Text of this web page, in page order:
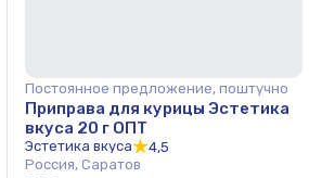
Постоянное предложение, поштучно
Приправа для курицы Эстетика
вкуса 20 г ОПТ
Эстетика вкуса
4,5
Россия, Саратов